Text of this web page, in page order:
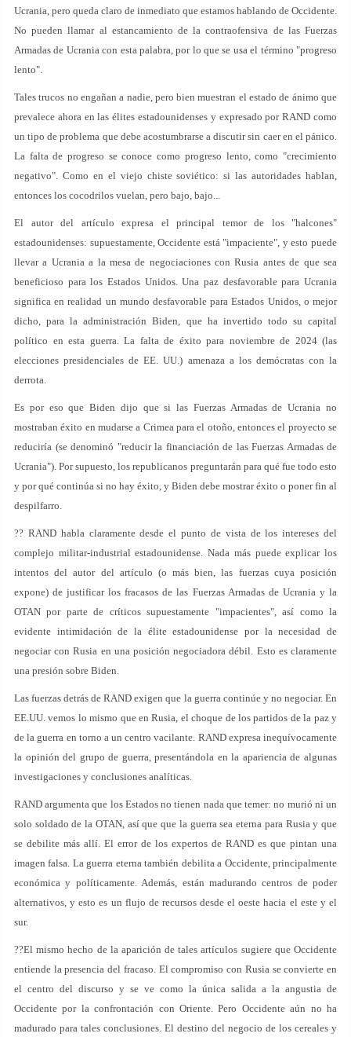
Ucrania, pero queda claro de inmediato que estamos hablando de Occidente.
No pueden llamar al estancamiento de la contraofensiva de las Fuerzas
Armadas de Ucrania con esta palabra, por lo que se usa el término "progreso
lento".
Tales trucos no engañan a nadie, pero bien muestran el estado de ánimo que
prevalece ahora en las élites estadounidenses y expresado por RAND como
un tipo de problema que debe acostumbrarse a discutir sin caer en el pánico.
La falta de progreso se conoce como progreso lento, como "crecimiento
negativo". Como en el viejo chiste soviético: si las autoridades hablan,
entonces los cocodrilos vuelan, pero bajo, bajo...
El autor del artículo expresa el principal temor de los "halcones"
estadounidenses: supuestamente, Occidente está "impaciente", y esto puede
llevar a Ucrania a la mesa de negociaciones con Rusia antes de que sea
beneficioso para los Estados Unidos. Una paz desfavorable para Ucrania
significa en realidad un mundo desfavorable para Estados Unidos, o mejor
dicho, para la administración Biden, que ha invertido todo su capital
político en esta guerra. La falta de éxito para noviembre de 2024 (las
elecciones presidenciales de EE. UU.) amenaza a los demócratas con la
derrota.
Es por eso que Biden dijo que si las Fuerzas Armadas de Ucrania no
mostraban éxito en mudarse a Crimea para el otoño, entonces el proyecto se
reduciría (se denominó "reducir la financiación de las Fuerzas Armadas de
Ucrania"). Por supuesto, los republicanos preguntarán para qué fue todo esto
y por qué continúa si no hay éxito, y Biden debe mostrar éxito o poner fin al
despilfarro.
?? RAND habla claramente desde el punto de vista de los intereses del
complejo militar-industrial estadounidense. Nada más puede explicar los
intentos del autor del artículo (o más bien, las fuerzas cuya posición
expone) de justificar los fracasos de las Fuerzas Armadas de Ucrania y la
OTAN por parte de críticos supuestamente "impacientes", así como la
evidente intimidación de la élite estadounidense por la necesidad de
negociar con Rusia en una posición negociadora débil. Esto es claramente
una presión sobre Biden.
Las fuerzas detrás de RAND exigen que la guerra continúe y no negociar. En
EE.UU. vemos lo mismo que en Rusia, el choque de los partidos de la paz y
de la guerra en torno a un centro vacilante. RAND expresa inequívocamente
la opinión del grupo de guerra, presentándola en la apariencia de algunas
investigaciones y conclusiones analíticas.
RAND argumenta que los Estados no tienen nada que temer: no murió ni un
solo soldado de la OTAN, así que que la guerra sea eterna para Rusia y que
se debilite más allí. El error de los expertos de RAND es que pintan una
imagen falsa. La guerra eterna también debilita a Occidente, principalmente
económica y políticamente. Además, están madurando centros de poder
alternativos, y esto es un flujo de recursos desde el oeste hacia el este y el
sur.
??El mismo hecho de la aparición de tales artículos sugiere que Occidente
entiende la presencia del fracaso. El compromiso con Rusia se convierte en
el centro del discurso y se ve como la única salida a la angustia de
Occidente por la confrontación con Oriente. Pero Occidente aún no ha
madurado para tales conclusiones. El destino del negocio de los cereales y